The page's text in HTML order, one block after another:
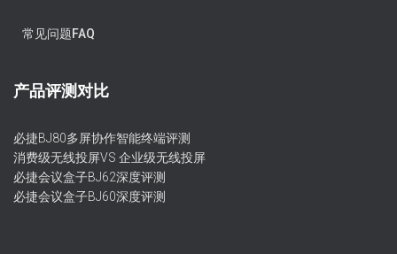
常见问题FAQ
产品评测对比
必捷BJ80多屏协作智能终端评测
消费级无线投屏VS 企业级无线投屏
必捷会议盒子BJ62深度评测
必捷会议盒子BJ60深度评测